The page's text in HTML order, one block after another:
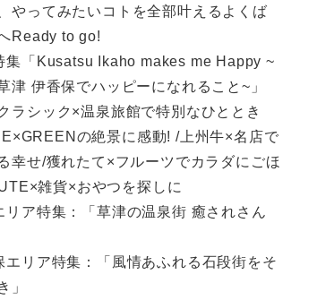
やってみたいコトを全部叶えるよくば
Ready to go!
集「Kusatsu Ikaho makes me Happy ~
津 伊香保でハッピーになれること~」
ラシック×温泉旅館で特別なひととき
の絶景に感動! /上州牛×名店で
幸せ/獲れたて×フルーツでカラダにごほ
雑貨×おやつを探しに
リア特集：「草津の温泉街 癒されさん
エリア特集：「風情あふれる石段街をそ
」